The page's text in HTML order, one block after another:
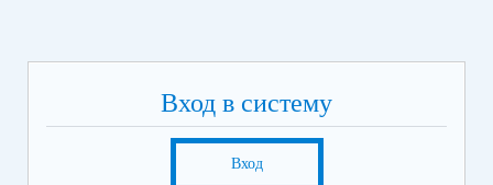
Вход в систему
Вход